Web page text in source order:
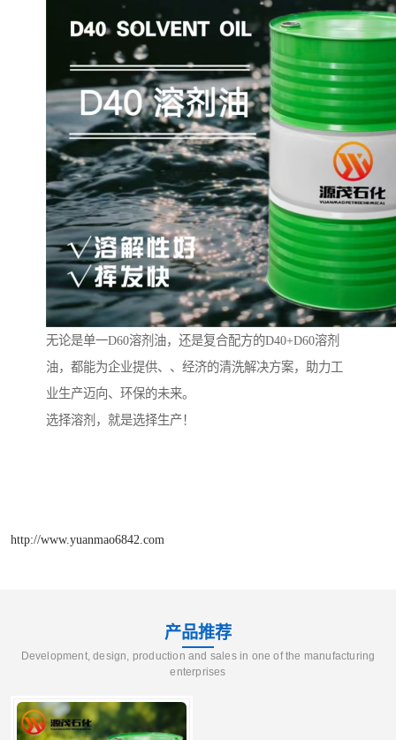
无论是单一D60溶剂油，还是复合配方的D40+D60溶剂
油，都能为企业提供、、经济的清洗解决方案，助力工
业生产迈向、环保的未来。
选择溶剂，就是选择生产！
http://www.yuanmao6842.com
产品推荐
Development, design, production and sales in one of the manufacturing
enterprises